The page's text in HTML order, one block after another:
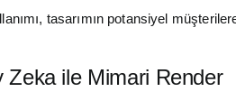
tasarımın potansiyel
Zeka ile Mimari Render